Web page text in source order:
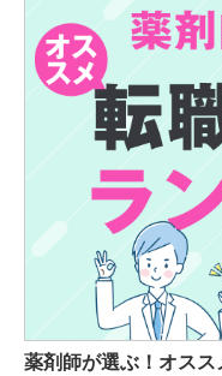
薬剤師が選ぶ！オス